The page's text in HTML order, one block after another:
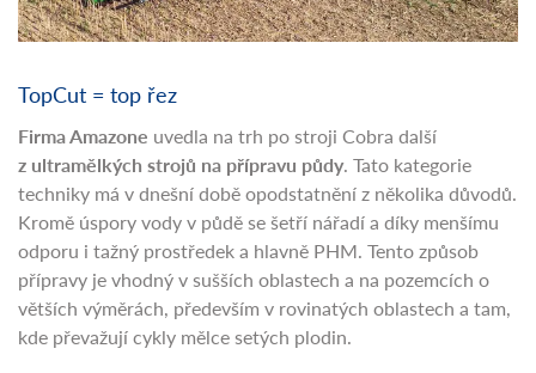
TopCut = top řez
Firma Amazone uvedla na trh po stroji Cobra další
z ultramělkých strojů na přípravu půdy. Tato kategorie
techniky má v dnešní době opodstatnění z několika důvodů.
Kromě úspory vody v půdě se šetří nářadí a díky menšímu
odporu i tažný prostředek a hlavně PHM. Tento způsob
přípravy je vhodný v sušších oblastech a na pozemcích o
větších výměrách, především v rovinatých oblastech a tam,
kde převažují cykly mělce setých plodin.